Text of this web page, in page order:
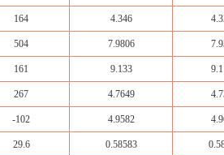
164 4.346
504 7.9806
161 9.133
267 4.7649
-102 4.9582
29.6 0.58583